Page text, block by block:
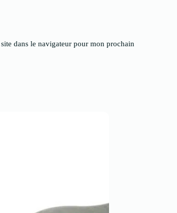
dans le navigateur pour mon prochain